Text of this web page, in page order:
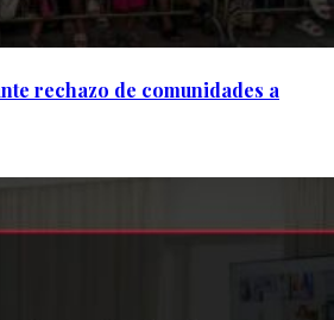
rechazo de comunidades a